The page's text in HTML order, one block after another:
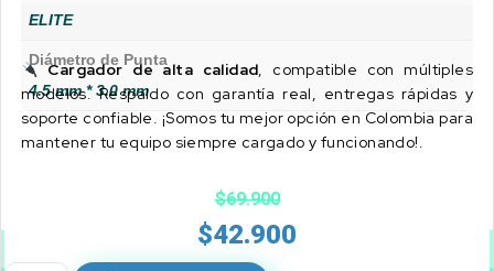
ELITE
Diámetro de Punta
4.5 mm * 3.0 mm
Cargador de alta calidad, compatible con múltiples
modelos. Respaldo con garantía real, entregas rápidas y
soporte confiable. ¡Somos tu mejor opción en Colombia para
mantener tu equipo siempre cargado y funcionando!.
$69.900
$42.900